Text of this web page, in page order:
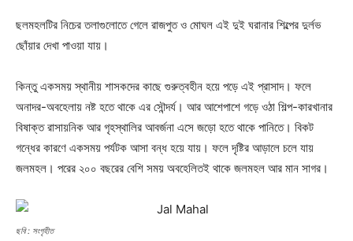
ছলমহলটির নিচের তলাগুলোতে গেলে রাজপুত ও মোঘল এই দুই ঘরানার শিল্পের দুর্লভ
ছোঁয়ার দেখা পাওয়া যায়।
কিন্তু একসময় স্থানীয় শাসকদের কাছে গুরুত্বহীন হয়ে পড়ে এই প্রাসাদ। ফলে
অনাদর-অবহেলায় নষ্ট হতে থাকে এর সৌন্দর্য। আর আশেপাশে গড়ে ওঠা শিল্প-কারখানার
বিষাক্ত রাসায়নিক আর গৃহস্থালির আবর্জনা এসে জড়ো হতে থাকে পানিতে। বিকট
গন্ধের কারণে একসময় পর্যটক আসা বন্ধ হয়ে যায়। ফলে দৃষ্টির আড়ালে চলে যায়
জলমহল। পরের ২০০ বছরের বেশি সময় অবহেলিতই থাকে জলমহল আর মান সাগর।
ছবি : সংগৃহীত